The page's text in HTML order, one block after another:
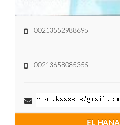
00213552988695
00213658085355
EL HANA